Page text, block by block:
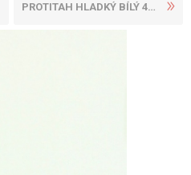
PROTITAH HLADKÝ BÍLÝ 4100X1...